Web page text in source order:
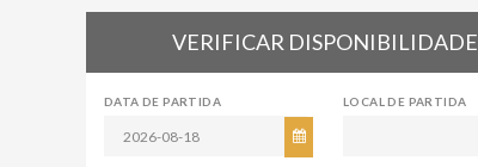
VERIFICAR DISPONIBILIDADE
DATA DE PARTIDA LOCAL DE PARTIDA